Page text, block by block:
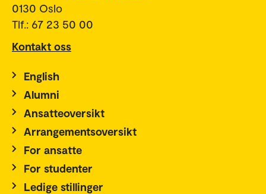
0130 Oslo
Tlf.: 67 23 50 00
Kontakt oss
English
Alumni
Ansatteoversikt
Arrangementsoversikt
For ansatte
For studenter
Ledige stillinger